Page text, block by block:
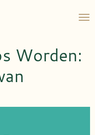
Worden: